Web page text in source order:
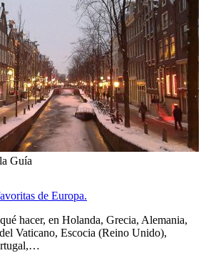
Guía
de Europa.
hacer, en Holanda, Grecia, Alemania,
Vaticano, Escocia (Reino Unido),